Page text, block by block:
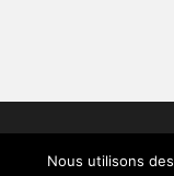
Nous utilisons